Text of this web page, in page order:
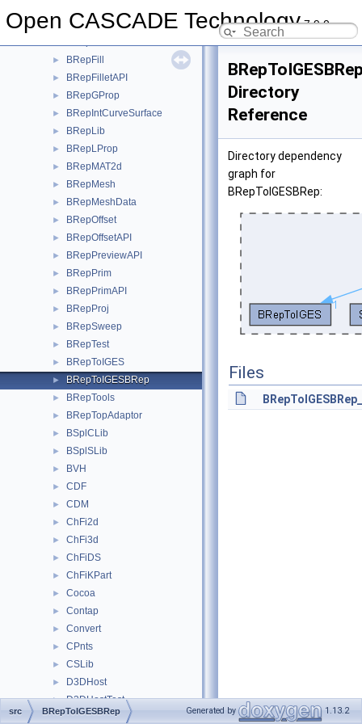
Open CASCADE Technology7.9.0
BRepExtrema
► BRepFill
► BRepFilletAPI
► BRepGProp
► BRepIntCurveSurface
► BRepLib
► BRepLProp
► BRepMAT2d
► BRepMesh
► BRepMeshData
► BRepOffset
► BRepOffsetAPI
► BRepPreviewAPI
► BRepPrim
► BRepPrimAPI
► BRepProj
► BRepSweep
► BRepTest
► BRepToIGES
► BRepToIGESBRep
► BRepTools
► BRepTopAdaptor
► BSplCLib
► BSplSLib
► BVH
► CDF
► CDM
► ChFi2d
► ChFi3d
► ChFiDS
► ChFiKPart
► Cocoa
► Contap
► Convert
► CPnts
► CSLib
► D3DHost
► D3DHostTest
► DBRep
Directory
Reference
Directory dependency
graph for
BRepToIGESBRep:
Files
src BRepToIGESBRep Generated by 1.13.2